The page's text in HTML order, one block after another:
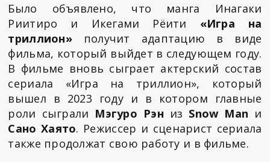
Было объявлено, что манга Инагаки
Риитиро и Икегами Рёити «Игра на
триллион»получит адаптацию в виде
фильма, который выйдет в следующем году.
В фильме вновь сыграет актерский состав
сериала «Игра на триллион», который
вышел в 2023 году и в котором главные
роли сыграли Мэгуро Рэн из Snow Man и
Сано Хаято. Режиссер и сценарист сериала
также продолжат свою работу и в фильме.